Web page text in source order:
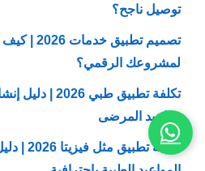
توصيل ناجح؟
تصميم
لمشروعك الرقمي؟
تكلفة تطبيق
مواعيد المرضى
تكلفة